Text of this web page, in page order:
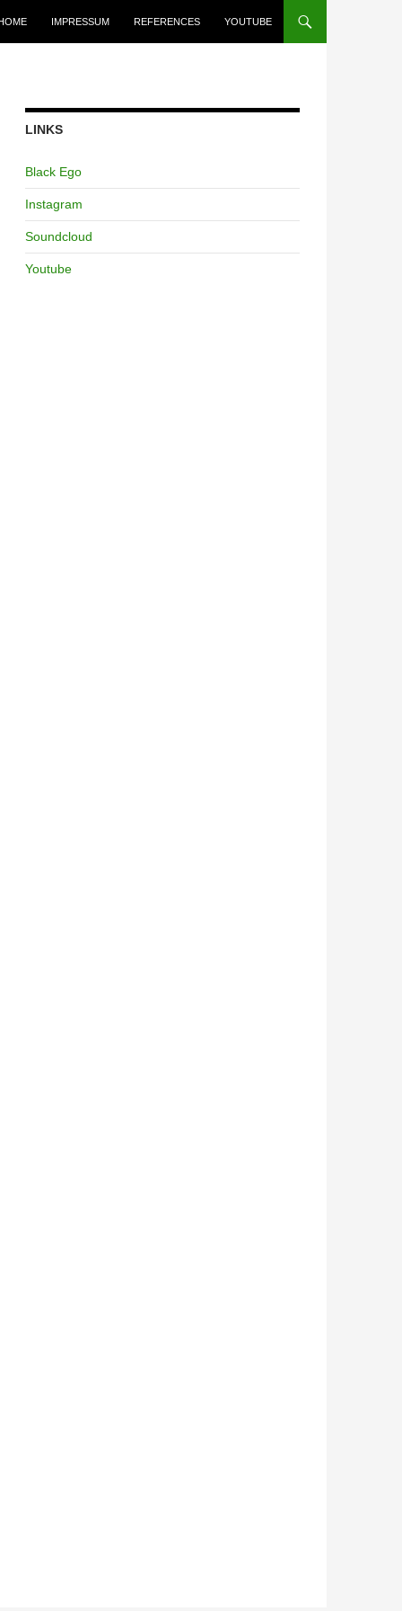
IMPRESSUM REFERENCES YOUTUBE
LINKS
Black Ego
Instagram
Soundcloud
Youtube